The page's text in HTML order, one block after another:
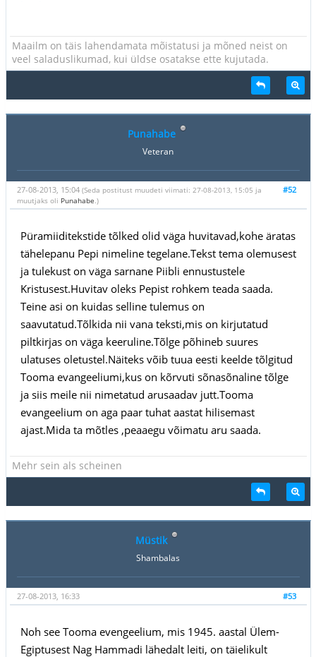
Maailm on täis lahendamata mõistatusi ja mõned neist on
veel saladuslikumad, kui üldse osatakse ette kujutada.
Punahabe
Veteran
#52
27-08-2013, 15:04 (Seda postitust muudeti viimati: 27-08-2013, 15:05 ja
muutjaks oli Punahabe .)
Püramiiditekstide tõlked olid väga huvitavad,kohe äratas
tähelepanu Pepi nimeline tegelane.Tekst tema olemusest
ja tulekust on väga sarnane Piibli ennustustele
Kristusest.Huvitav oleks Pepist rohkem teada saada.
Teine asi on kuidas selline tulemus on
saavutatud.Tõlkida nii vana teksti,mis on kirjutatud
piltkirjas on väga keeruline.Tõlge põhineb suures
ulatuses oletustel.Näiteks võib tuua eesti keelde tõlgitud
Tooma evangeeliumi,kus on kõrvuti sõnasõnaline tõlge
ja siis meile nii nimetatud arusaadav jutt.Tooma
evangeelium on aga paar tuhat aastat hilisemast
ajast.Mida ta mõtles ,peaaegu võimatu aru saada.
Mehr sein als scheinen
Müstik
Shambalas
#53
27-08-2013, 16:33
Noh see Tooma evengeelium, mis 1945. aastal Ülem-
Egiptusest Nag Hammadi lähedalt leiti, on täielikult